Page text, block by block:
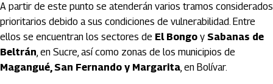
A partir de este punto se atenderán varios tramos considerados
prioritarios debido a sus condiciones de vulnerabilidad. Entre
ellos se encuentran los sectores de El Bongo y Sabanas de
Beltrán, en Sucre, así como zonas de los municipios de
Magangué, San Fernando y Margarita, en Bolívar.